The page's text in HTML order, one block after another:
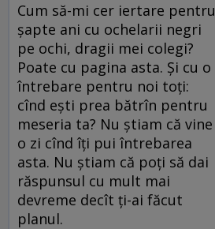
Cum să-mi cer iertare pentru
şapte ani cu ochelarii negri
pe ochi, dragii mei colegi?
Poate cu pagina asta. Şi cu o
întrebare pentru noi toţi:
cînd eşti prea bătrîn pentru
meseria ta? Nu ştiam că vine
o zi cînd îţi pui întrebarea
asta. Nu ştiam că poţi să dai
răspunsul cu mult mai
devreme decît ţi-ai făcut
planul.